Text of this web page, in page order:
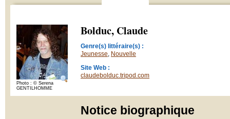
Photo : © Serena
GENTILHOMME
Bolduc, Claude
Genre(s) littéraire(s) :
Jeunesse, Nouvelle
Site Web :
claudebolduc.tripod.com
Notice biographique